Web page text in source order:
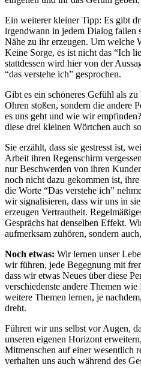
Ein weiterer kleiner Tipp: Es gibt
irgendwann in jedem Dialog fallen
Nähe zu ihr erzeugen. Um welche
Keine Sorge, es ist nicht das “Ich
stattdessen wird hier von der
“das verstehe ich” gesprochen.
Gibt es ein schöneres Gefühl als
Ohren stoßen, sondern die andere
es uns geht und wie wir
diese drei kleinen Wörtchen auch
Sie erzählt, dass sie gestresst ist,
Arbeit ihren Regenschirm
nur Beschwerden von ihren
noch nicht dazu gekommen ist,
die Worte “Das verstehe ich”
wir signalisieren, dass wir uns in
erzeugen Vertrautheit.
Gesprächs hat denselben Effekt.
aufmerksam zuhören, sondern
Noch etwas: Wir lernen unser
wir führen, jede Begegnung mit
dass wir etwas Neues über diese
verschiedenste andere Themen
weitere Themen lernen, je
dreht.
Führen wir uns selbst vor Augen,
unseren eigenen Horizont
Mitmenschen auf einer wesentlich
verhalten uns auch während des